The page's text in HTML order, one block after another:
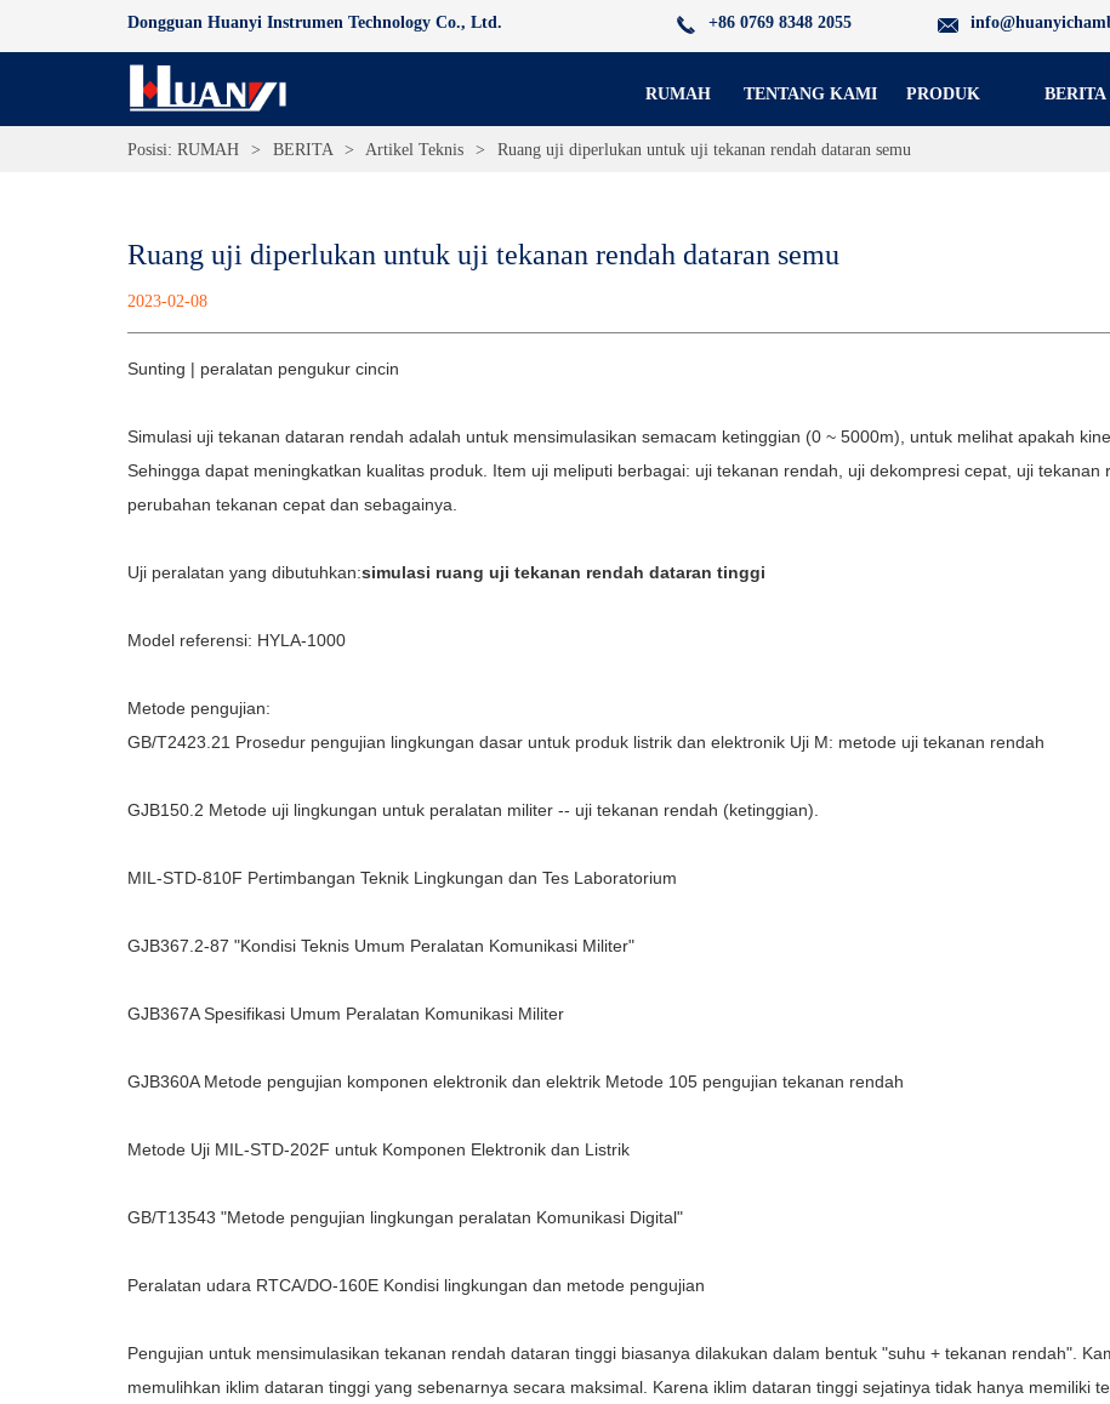
Dongguan Huanyi Instrumen Technology Co., Ltd. +86 0769 8348 2055
RUMAH TENTANG KAMI PRODUK BERITA
Posisi: RUMAH > BERITA > Artikel Teknis > Ruang uji diperlukan untuk uji tekanan rendah dataran semu
Ruang uji diperlukan untuk uji tekanan rendah dataran semu
2023-02-08